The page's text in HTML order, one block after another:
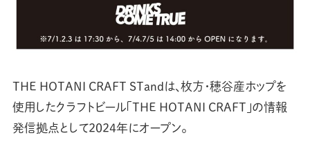
THE HOTANI CRAFT STandは、枚方・穂谷産ホップを
使用したクラフトビール「THE HOTANI CRAFT」の情報
発信拠点として2024年にオープン。